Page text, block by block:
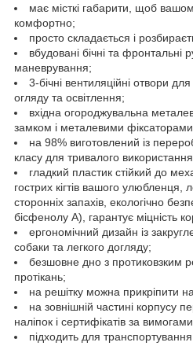
має місткі габарити, щоб
комфортно;
просто складається і
вбудовані бічні та
маневрування;
3-бічні вентиляційні отвори
огляду та освітлення;
вхідна огороджувальна
замком і металевими фіксаторами
на 98% виготовлений із
класу для тривалого
гладкий пластик стійкий до
гострих кігтів вашого улюбленця,
сторонніх запахів, екологічно
бісфенолу А), гарантує міцність
ергономічний дизайн із
собаки та легкого догляду;
безшовне дно з протиковзким
протікань;
на решітку можна прикріпити
на зовнішній частині корпусу
наліпок і сертифікатів за
підходить для